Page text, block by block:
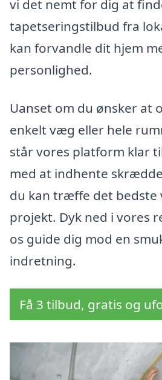
vi det nemt for dig at
tapetseringstilbud fra
kan forvandle dit hjem
personlighed.
Uanset om du ønsker at
enkelt væg eller hele
står vores platform klar
med at indhente
du kan træffe det bedste
projekt. Dyk ned i vores
os guide dig mod en
indretning.
Få 3 tilbud, gratis og